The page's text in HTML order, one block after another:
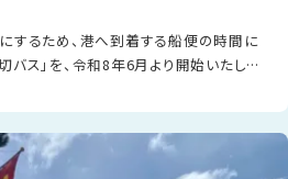
するため、港へ到着する船便の時間に
ス」を、令和8年6月より開始いたしま
線